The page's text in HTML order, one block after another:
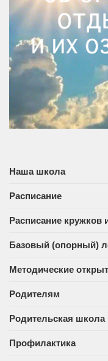
Наша школа
Расписание
Расписание кружков
Базовый (опорный)
Методические
Родителям
Родительская школа
Профилактика